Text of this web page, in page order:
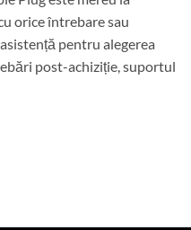
orice întrebare sau
pentru alegerea
post-achiziție, suportul